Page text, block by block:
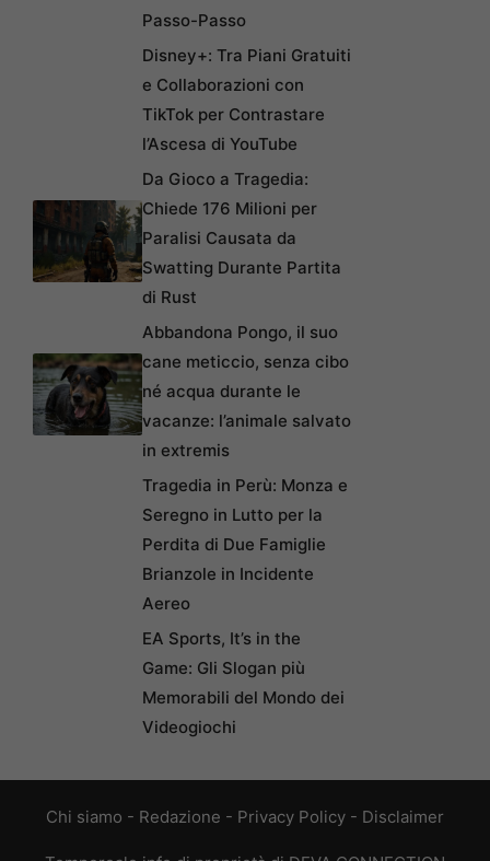
Passo-Passo
Disney+: Tra Piani Gratuiti
e Collaborazioni con
TikTok per Contrastare
l’Ascesa di YouTube
Da Gioco a Tragedia:
Chiede 176 Milioni per
Paralisi Causata da
Swatting Durante Partita
di Rust
Abbandona Pongo, il suo
cane meticcio, senza cibo
né acqua durante le
vacanze: l’animale salvato
in extremis
Tragedia in Perù: Monza e
Seregno in Lutto per la
Perdita di Due Famiglie
Brianzole in Incidente
Aereo
EA Sports, It’s in the
Game: Gli Slogan più
Memorabili del Mondo dei
Videogiochi
Chi siamo - Redazione - Privacy Policy - Disclaimer